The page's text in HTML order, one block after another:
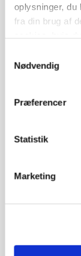
oplysninger, du
fra din brug af
Nødvendig
Præferencer
Statistik
Marketing
ARRANGEMENT